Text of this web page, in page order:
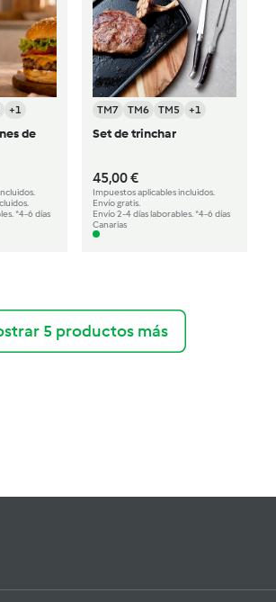
+1
de
*4-6 días
TM7 TM6 TM5 +1
Set de trinchar
45,00 €
Impuestos aplicables incluidos.
Envío gratis.
Envío 2-4 días laborables. *4-6 días
Canarias
5 productos más